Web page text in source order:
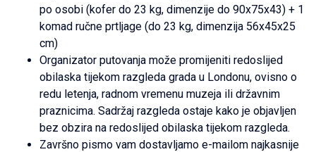
po osobi (kofer do 23 kg, dimenzije do 90x75x43) + 1
komad ručne prtljage (do 23 kg, dimenzija 56x45x25
cm)
Organizator putovanja može promijeniti redoslijed
obilaska tijekom razgleda grada u Londonu, ovisno o
redu letenja, radnom vremenu muzeja ili državnim
praznicima. Sadržaj razgleda ostaje kako je objavljen
bez obzira na redoslijed obilaska tijekom razgleda.
Završno pismo vam dostavljamo e-mailom najkasnije